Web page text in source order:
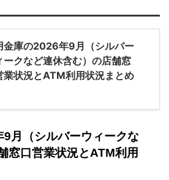
金庫の2026年9月（シルバー
ークなど連休含む）の店舗窓
業状況とATM利用状況まとめ
月（シルバーウィークな
窓口営業状況とATM利用